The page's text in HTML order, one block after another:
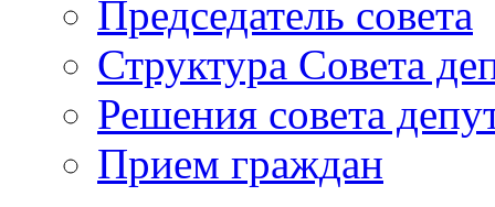
Председатель совета
Структура Совета
Решения совета
Прием граждан